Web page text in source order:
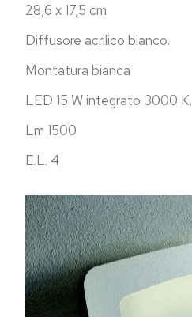
28,6 x 17,5 cm
Diffusore acrilico bianco.
Montatura bianca
LED 15 W integrato 3000 K.
Lm 1500
E.L. 4